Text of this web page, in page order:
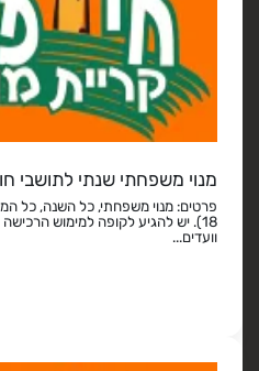
מנוי משפחתי שנתי לתושבי חוץ
פרטים: מנוי משפחתי, כל השנה, כל
18). יש להגיע לקופה למימוש הרכישה
וועדים...